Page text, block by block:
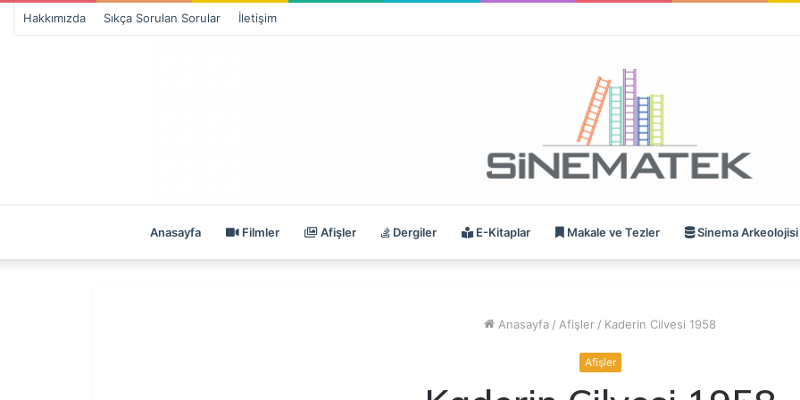
Hakkımızda Sıkça Sorulan Sorular İletişim
Anasayfa Filmler Afişler Dergiler E-Kitaplar Makale ve Tezler Sinema Arkeolojisi
Anasayfa / Afişler / Kaderin Cilvesi 1958
Afişler